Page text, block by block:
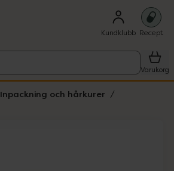
Kundklubb Recept
Varukorg
Inpackning och hårkurer